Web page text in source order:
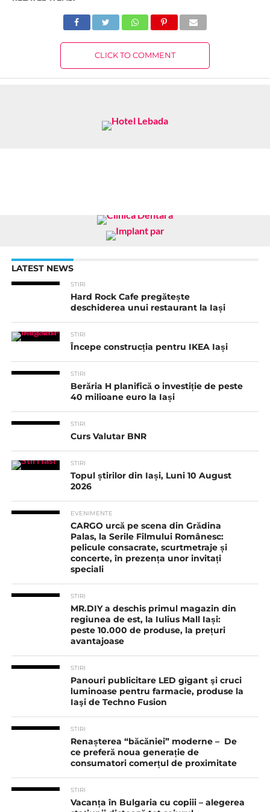
CLICK TO COMMENT
LATEST NEWS
STIRI
Hard Rock Cafe pregătește
deschiderea unui restaurant la Iași
STIRI
Începe construcția pentru IKEA Iași
STIRI
Berăria H planifică o investiție de peste
40 milioane euro la Iași
STIRI
Curs Valutar BNR
STIRI
Topul știrilor din Iași, Luni 10 August
2026
EVENIMENTE
CARGO urcă pe scena din Grădina
Palas, la Serile Filmului Românesc:
pelicule consacrate, scurtmetraje și
concerte, în prezența unor invitați
speciali
STIRI
MR.DIY a deschis primul magazin din
regiunea de est, la Iulius Mall Iași:
peste 10.000 de produse, la prețuri
avantajoase
STIRI
Panouri publicitare LED gigant şi cruci
luminoase pentru farmacie, produse la
Iaşi de Techno Fusion
STIRI
Renașterea “băcăniei” moderne – De
ce preferă noua generație de
consumatori comerțul de proximitate
STIRI
Vacanța în Bulgaria cu copiii – alegerea